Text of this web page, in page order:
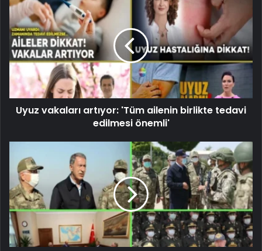
Uyuz vakaları artıyor: 'Tüm ailenin birlikte tedavi
edilmesi önemli'